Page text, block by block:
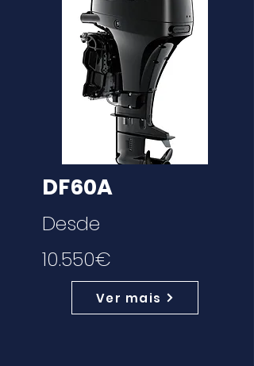
DF60A
Desde
10.550€
Ver mais